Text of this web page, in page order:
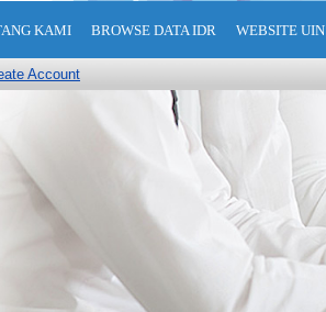
KAMI BROWSE DATA IDR WEBSITE
Account